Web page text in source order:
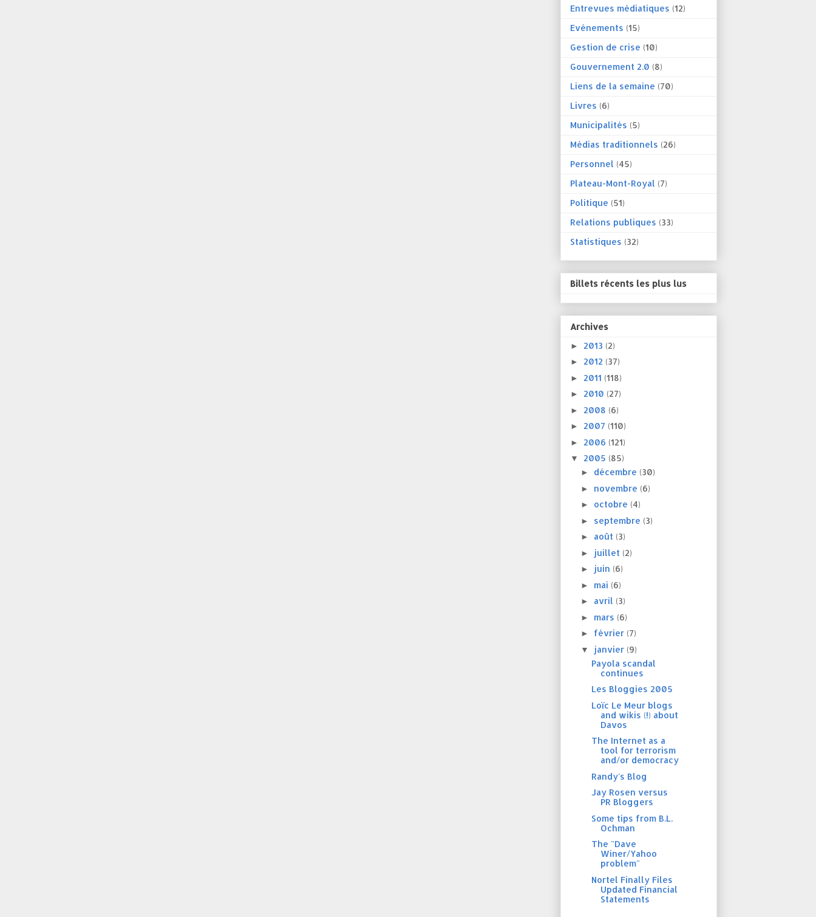
Entrevues médiatiques (12)
Evénements (15)
Gestion de crise (10)
Gouvernement 2.0 (8)
Liens de la semaine (70)
Livres (6)
Municipalités (5)
Médias traditionnels (26)
Personnel (45)
Plateau-Mont-Royal (7)
Politique (51)
Relations publiques (33)
Statistiques (32)
Billets récents les plus lus
Archives
► 2013 (2)
► 2012 (37)
► 2011 (118)
► 2010 (27)
► 2008 (6)
► 2007 (110)
► 2006 (121)
▼ 2005 (85)
► décembre (30)
► novembre (6)
► octobre (4)
► septembre (3)
► août (3)
► juillet (2)
► juin (6)
► mai (6)
► avril (3)
► mars (6)
► février (7)
▼ janvier (9)
Payola scandal
continues
Les Bloggies 2005
Loïc Le Meur blogs
and wikis (!) about
Davos
The Internet as a
tool for terrorism
and/or democracy
Randy's Blog
Jay Rosen versus
PR Bloggers
Some tips from B.L.
Ochman
The "Dave
Winer/Yahoo
problem"
Nortel Finally Files
Updated Financial
Statements